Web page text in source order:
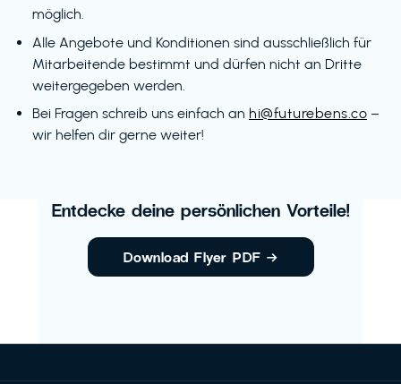
möglich.
Alle Angebote und Konditionen sind ausschließlich für
Mitarbeitende bestimmt und dürfen nicht an Dritte
weitergegeben werden.
Bei Fragen schreib uns einfach an hi@futurebens.co –
wir helfen dir gerne weiter!
Entdecke deine persönlichen Vorteile!
Download Flyer PDF →